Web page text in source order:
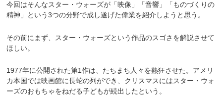
今回はそんなスター・ウォーズが「映像」「音響」「ものづくりの
精神」という3つの分野で成し遂げた偉業を紹介しようと思う。
その前にまず、スター・ウォーズという作品のスゴさを解説させて
ほしい。
1977年に公開された第1作は、たちまち人々を熱狂させた。アメリ
カ本国では映画館に長蛇の列ができ、クリスマスにはスター・ウォ
ーズのおもちゃをねだる子どもが続出したという。